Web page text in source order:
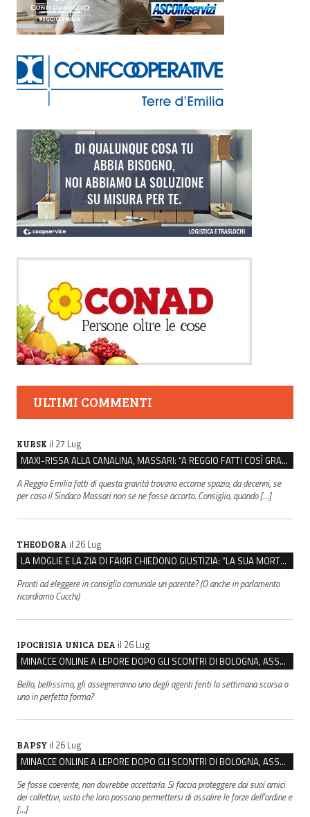
ULTIMI COMMENTI
KURSK il 27 Lug
MAXI-RISSA ALLA CANALINA, MASSARI: “A REGGIO FATTI COSÌ GRAVI NON DEVONO TROVARE SPAZIO”
A Reggio Emilia fatti di questa gravità trovano eccome spazio, da decenni, se
per caso il Sindaco Massari non se ne fosse accorto. Consiglio, quando […]
THEODORA il 26 Lug
LA MOGLIE E LA ZIA DI FAKIR CHIEDONO GIUSTIZIA: “LA SUA MORTE CRIMINE CONTRO L’UMANITÀ”
Pronti ad eleggere in consiglio comunale un parente? (O anche in parlamento
ricordiamo Cucchi)
IPOCRISIA UNICA DEA il 26 Lug
MINACCE ONLINE A LEPORE DOPO GLI SCONTRI DI BOLOGNA, ASSEGNATA LA SCORTA AL SINDACO
Bello, bellissimo, gli assegneranno uno degli agenti feriti la settimana scorsa o
uno in perfetta forma?
BAPSY il 26 Lug
MINACCE ONLINE A LEPORE DOPO GLI SCONTRI DI BOLOGNA, ASSEGNATA LA SCORTA AL SINDACO
Se fosse coerente, non dovrebbe accettarla. Si faccia proteggere dai suoi amici
dei collettivi, visto che loro possono permettersi di assalire le forze dell'ordine e
[…]